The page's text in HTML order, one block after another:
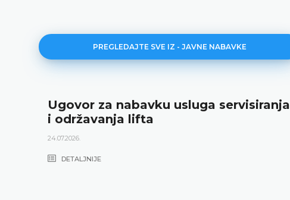
PREGLEDAJTE SVE IZ - JAVNE NABAVKE
Ugovor za nabavku usluga servisiranja
i održavanja lifta
24.07.2026.
DETALJNIJE